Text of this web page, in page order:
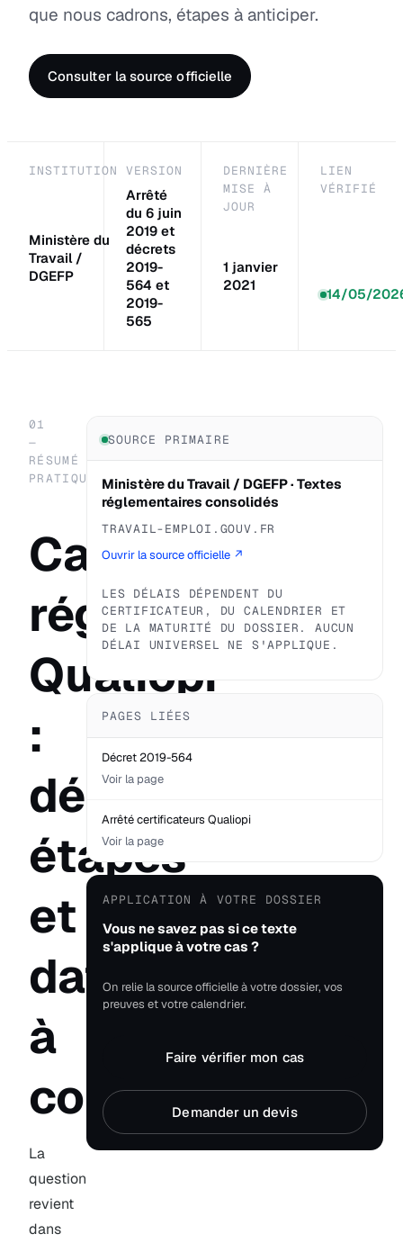
que nous cadrons, étapes à anticiper.
Consulter la source officielle
INSTITUTION
Ministère du
Travail /
DGEFP
VERSION
Arrêté
du 6 juin
2019 et
décrets
2019-
564 et
2019-
565
DERNIÈRE
MISE À
JOUR
1 janvier
2021
LIEN
VÉRIFIÉ
14/05/
01
—
RÉSUMÉ
PRATIQUE
Calendrier
réglementaire
Qualiopi
:
délais,
étapes
et
dates
à
connaître
La
question
revient
dans
SOURCE PRIMAIRE
Ministère du Travail / DGEFP · Textes
réglementaires consolidés
TRAVAIL-EMPLOI.GOUV.FR
Ouvrir la source officielle ↗
LES DÉLAIS DÉPENDENT DU
CERTIFICATEUR, DU CALENDRIER ET
DE LA MATURITÉ DU DOSSIER. AUCUN
DÉLAI UNIVERSEL NE S'APPLIQUE.
PAGES LIÉES
Décret 2019-564
Voir la page
Arrêté certificateurs Qualiopi
Voir la page
APPLICATION À VOTRE DOSSIER
Vous ne savez pas si ce texte
s'applique à votre cas ?
On relie la source officielle à votre dossier, vos
preuves et votre calendrier.
Faire vérifier mon cas
Demander un devis